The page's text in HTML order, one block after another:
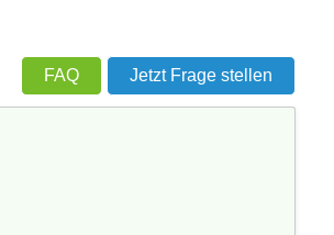
FAQ Jetzt Frage stellen